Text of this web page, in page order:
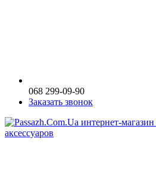
068 299-09-90
Заказать звонок